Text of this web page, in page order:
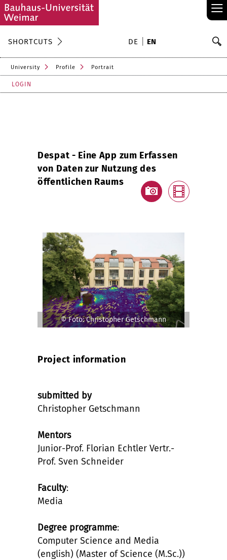
≡
SHORTCUTS DE EN
University Profile Portrait
LOGIN
Despat - Eine App zum Erfassen
von Daten zur Nutzung des
öffentlichen Raums
© Foto: Christopher Getschmann
Project information
submitted by
Christopher Getschmann
Mentors
Junior-Prof. Florian Echtler Vertr.-
Prof. Sven Schneider
Faculty:
Media
Degree programme:
Computer Science and Media
(english) (Master of Science (M.Sc.))